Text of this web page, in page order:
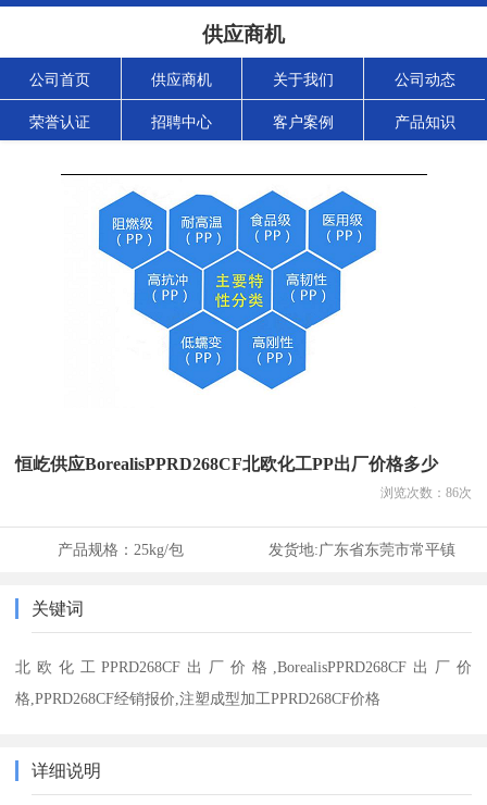
供应商机
公司首页 供应商机 关于我们 公司动态
荣誉认证 招聘中心 客户案例 产品知识
恒屹供应BorealisPPRD268CF北欧化工PP出厂价格多少
浏览次数： 86次
产品规格： 25kg/包 发货地:广东省东莞市常平镇
关键词
北欧化工PPRD268CF出厂价格,BorealisPPRD268CF出厂价
格,PPRD268CF经销报价,注塑成型加工PPRD268CF价格
详细说明